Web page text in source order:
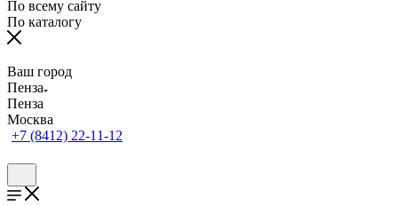
По всему сайту
По каталогу
Ваш город
Пенза
Пенза
Москва
+7 (8412) 22-11-12